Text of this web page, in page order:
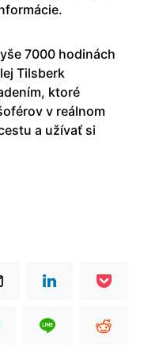
7000 hodinách
Tilsberk
ktoré
v reálnom
a užívať si